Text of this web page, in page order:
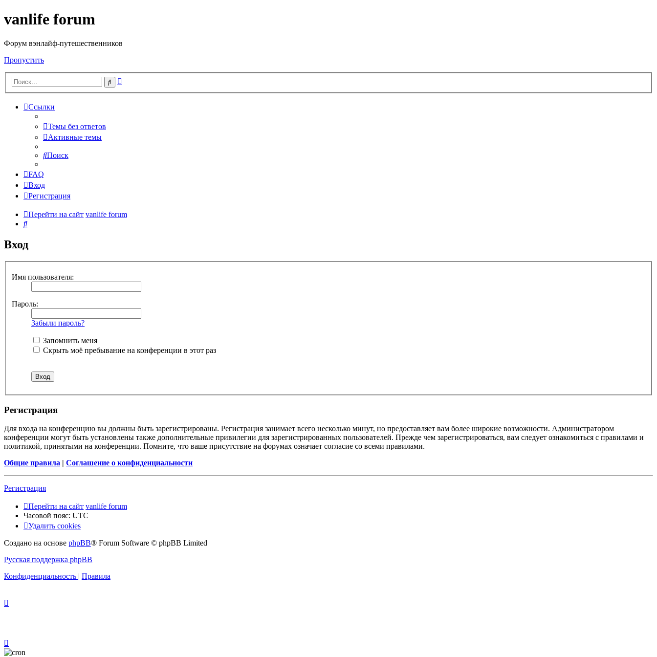
vanlife forum
Форум вэнлайф-путешественников
Пропустить
Поиск
Ссылки
Темы без ответов
Активные темы
Поиск
FAQ
Вход
Регистрация
Перейти на сайт vanlife forum
Поиск
Вход
Имя пользователя:
Пароль:
Забыли пароль?
Запомнить меня
Скрыть моё пребывание на конференции в этот раз
Регистрация
Для входа на конференцию вы должны быть зарегистрированы. Регистрация занимает всего несколько минут, но предоставляет вам более широкие возможности. Администратором
конференции могут быть установлены также дополнительные привилегии для зарегистрированных пользователей. Прежде чем зарегистрироваться, вам следует ознакомиться с правилами и
политикой, принятыми на конференции. Помните, что ваше присутствие на форумах означает согласие со всеми правилами.
Общие правила | Соглашение о конфиденциальности
Регистрация
Перейти на сайт vanlife forum
Часовой пояс: UTC
Удалить cookies
Создано на основе phpBB® Forum Software © phpBB Limited
Русская поддержка phpBB
Конфиденциальность | Правила